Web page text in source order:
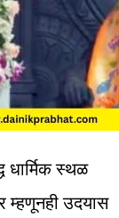
धार्मिक स्थळ
म्हणूनही उदयास